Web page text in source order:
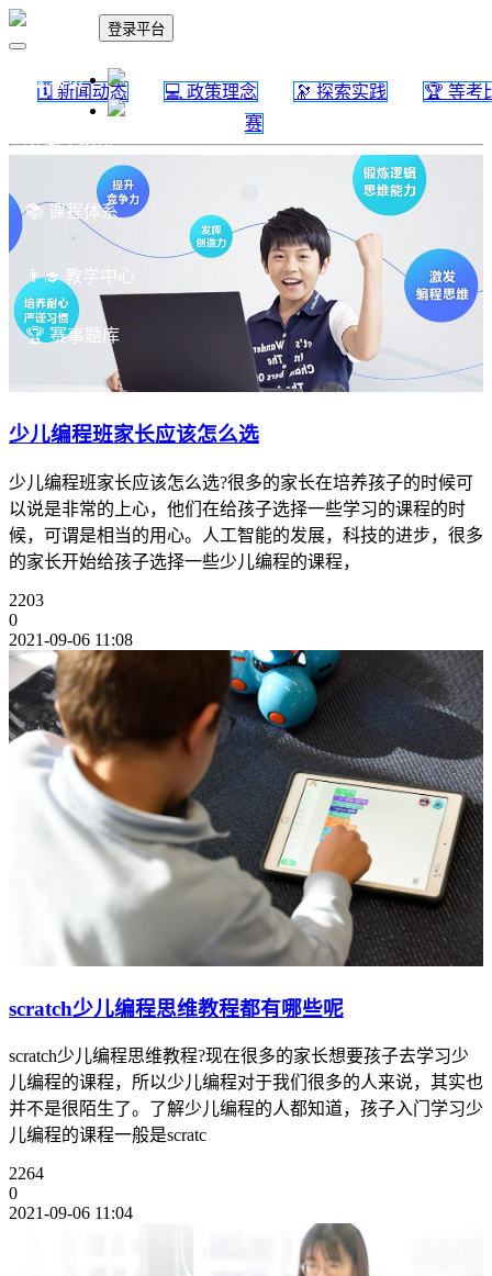
🏠 首页
🗓 政策资讯
📚 课程体系
👨‍🎓 教学中心
🏆 赛事题库
登录平台
🗓 新闻动态 💻 政策理念 🔭 探索实践
🏆 等考
赛
少儿编程班家长应该怎么选
少儿编程班家长应该怎么选?很多的家长在培养孩子的时候可
以说是非常的上心，他们在给孩子选择一些学习的课程的时
候，可谓是相当的用心。人工智能的发展，科技的进步，很多
的家长开始给孩子选择一些少儿编程的课程，
2203
0
2021-09-06 11:08
scratch少儿编程思维教程都有哪些呢
scratch少儿编程思维教程?现在很多的家长想要孩子去学习少
儿编程的课程，所以少儿编程对于我们很多的人来说，其实也
并不是很陌生了。了解少儿编程的人都知道，孩子入门学习少
儿编程的课程一般是scratc
2264
0
2021-09-06 11:04